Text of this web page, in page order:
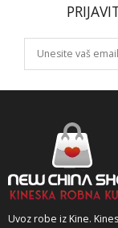
Uvoz robe iz Kine.